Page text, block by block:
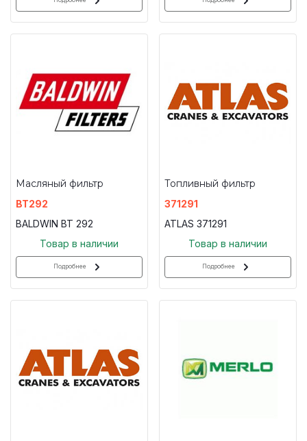
Масляный фильтр
BT292
BALDWIN BT 292
Товар в наличии
Подробнее
Топливный фильтр
371291
ATLAS 371291
Товар в наличии
Подробнее